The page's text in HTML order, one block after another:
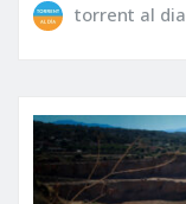
torrent al dia